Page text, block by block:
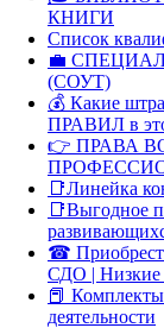
КНИГИ
Список
💼
(СОУТ)
💰 Какие
ПРАВИЛ в
👉 ПРАВА
📑Линейка
📑Выгодное
☎
СДО |
📕 Комплекты
деятельности